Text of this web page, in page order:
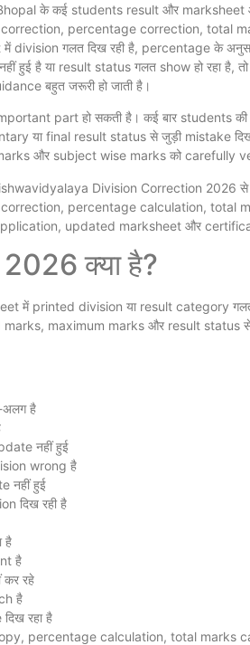
के कई students result और marksheet
percentage correction, total
division गलत दिख रही है, percentage के
हुई है या result status गलत show हो रहा है,
बहुत जरूरी हो जाती है।
part हो सकती है। कई बार students
या final result status से जुड़ी mistake
और subject wise marks को carefully
Division Correction 2026 से
percentage calculation, total
updated marksheet और
क्या है?
में printed division या result category
maximum marks और result status से
है
नहीं हुई
wrong है
नहीं हुई
दिख रही है
है
है
रहे
है
रहा है
percentage calculation, total marks